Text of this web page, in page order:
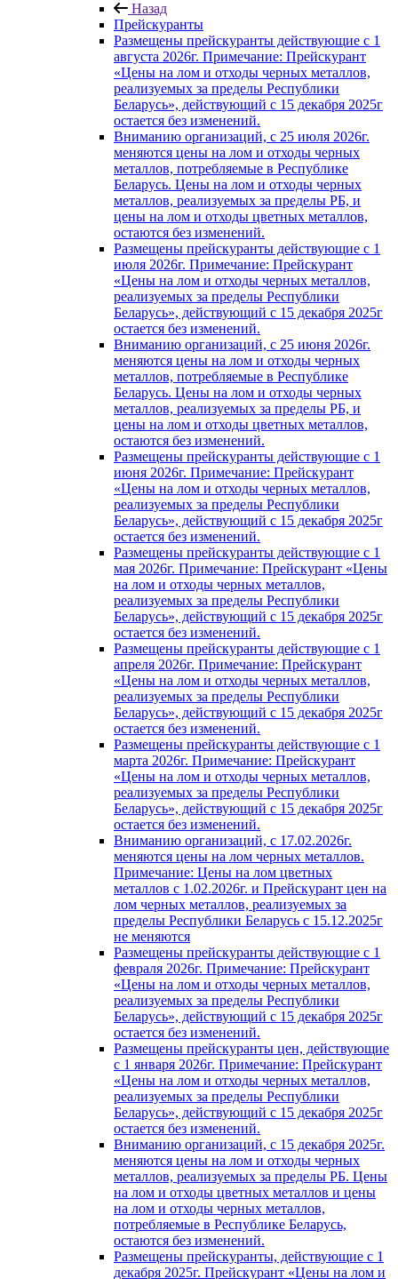
Назад
Прейскуранты
Размещены прейскуранты действующие с 1
августа 2026г. Примечание: Прейскурант
«Цены на лом и отходы черных металлов,
реализуемых за пределы Республики
Беларусь», действующий с 15 декабря 2025г
остается без изменений.
Вниманию организаций, с 25 июля 2026г.
меняются цены на лом и отходы черных
металлов, потребляемые в Республике
Беларусь. Цены на лом и отходы черных
металлов, реализуемых за пределы РБ, и
цены на лом и отходы цветных металлов,
остаются без изменений.
Размещены прейскуранты действующие с 1
июля 2026г. Примечание: Прейскурант
«Цены на лом и отходы черных металлов,
реализуемых за пределы Республики
Беларусь», действующий с 15 декабря 2025г
остается без изменений.
Вниманию организаций, с 25 июня 2026г.
меняются цены на лом и отходы черных
металлов, потребляемые в Республике
Беларусь. Цены на лом и отходы черных
металлов, реализуемых за пределы РБ, и
цены на лом и отходы цветных металлов,
остаются без изменений.
Размещены прейскуранты действующие с 1
июня 2026г. Примечание: Прейскурант
«Цены на лом и отходы черных металлов,
реализуемых за пределы Республики
Беларусь», действующий с 15 декабря 2025г
остается без изменений.
Размещены прейскуранты действующие с 1
мая 2026г. Примечание: Прейскурант «Цены
на лом и отходы черных металлов,
реализуемых за пределы Республики
Беларусь», действующий с 15 декабря 2025г
остается без изменений.
Размещены прейскуранты действующие с 1
апреля 2026г. Примечание: Прейскурант
«Цены на лом и отходы черных металлов,
реализуемых за пределы Республики
Беларусь», действующий с 15 декабря 2025г
остается без изменений.
Размещены прейскуранты действующие с 1
марта 2026г. Примечание: Прейскурант
«Цены на лом и отходы черных металлов,
реализуемых за пределы Республики
Беларусь», действующий с 15 декабря 2025г
остается без изменений.
Вниманию организаций, с 17.02.2026г.
меняются цены на лом черных металлов.
Примечание: Цены на лом цветных
металлов с 1.02.2026г. и Прейскурант цен на
лом черных металлов, реализуемых за
пределы Республики Беларусь с 15.12.2025г
не меняются
Размещены прейскуранты действующие с 1
февраля 2026г. Примечание: Прейскурант
«Цены на лом и отходы черных металлов,
реализуемых за пределы Республики
Беларусь», действующий с 15 декабря 2025г
остается без изменений.
Размещены прейскуранты цен, действующие
с 1 января 2026г. Примечание: Прейскурант
«Цены на лом и отходы черных металлов,
реализуемых за пределы Республики
Беларусь», действующий с 15 декабря 2025г
остается без изменений.
Вниманию организаций, с 15 декабря 2025г.
меняются цены на лом и отходы черных
металлов, реализуемых за пределы РБ. Цены
на лом и отходы цветных металлов и цены
на лом и отходы черных металлов,
потребляемые в Республике Беларусь,
остаются без изменений.
Размещены прейскуранты, действующие с 1
декабря 2025г. Прейскурант «Цены на лом и